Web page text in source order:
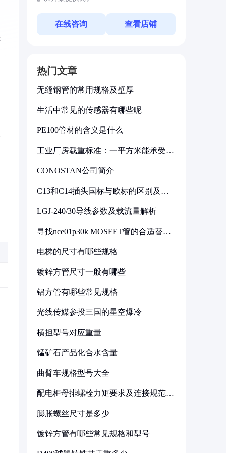
在线咨询 查看店铺
热门文章
无缝钢管的常用规格及壁厚
生活中常见的传感器有哪些呢
PE100管材的含义是什么
工业厂房载重标准：一平方米能承受多
CONOSTAN公司简介
C13和C14插头国标与欧标的区别及其
LGJ-240/30导线参数及载流量解析
寻找nce01p30k MOSFET管的合适替代
电梯的尺寸有哪些规格
镀锌方管尺寸一般有哪些
铝方管有哪些常见规格
光线传媒参投三国的星空爆冷
横担型号对应重量
锰矿石产品化合水含量
曲臂车规格型号大全
配电柜母排螺栓力矩要求及连接规范详
膨胀螺丝尺寸是多少
镀锌方管有哪些常见规格和型号